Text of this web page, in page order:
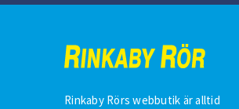
Rinkaby Rörs webbutik är alltid